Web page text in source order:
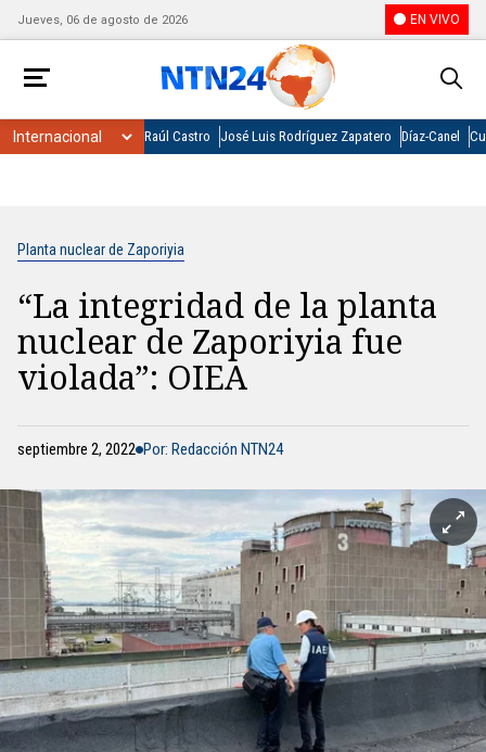
Jueves, 06 de agosto de 2026 EN VIVO
Raúl Castro José Luis Rodríguez Zapatero Díaz-Canel
Planta nuclear de Zaporiyia
“La integridad de la planta
nuclear de Zaporiyia fue
violada”: OIEA
septiembre 2, 2022 Por: Redacción NTN24